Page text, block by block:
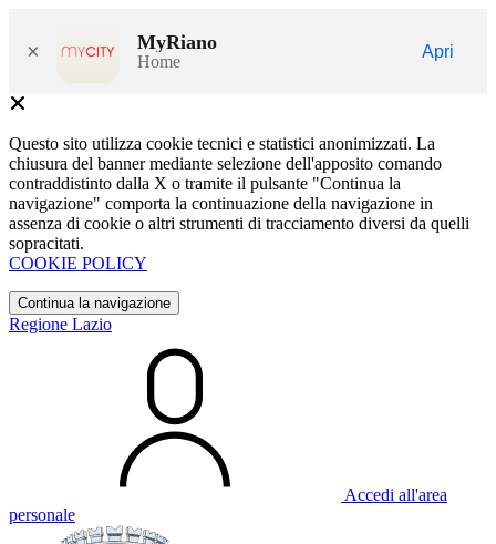
× MyRiano
Home
Apri
Questo sito utilizza cookie tecnici e statistici anonimizzati. La
chiusura del banner mediante selezione dell'apposito comando
contraddistinto dalla X o tramite il pulsante "Continua la
navigazione" comporta la continuazione della navigazione in
assenza di cookie o altri strumenti di tracciamento diversi da quelli
sopracitati.
COOKIE POLICY
Continua la navigazione
Regione Lazio
Accedi all'area
personale